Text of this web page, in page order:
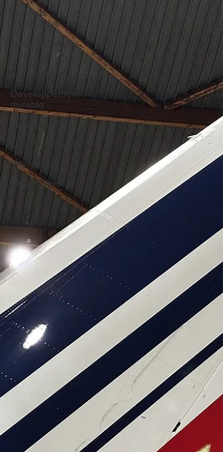
Portraits
d'AvGeeks
Les tribunes de
Gate7
album photo
Développement
durable
Interviews
Coté Coulisses
Voyages
Reportages